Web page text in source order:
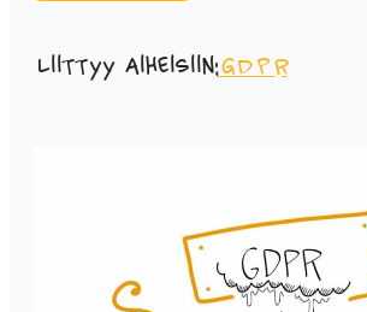
Liittyy aiheisiin:GDPR